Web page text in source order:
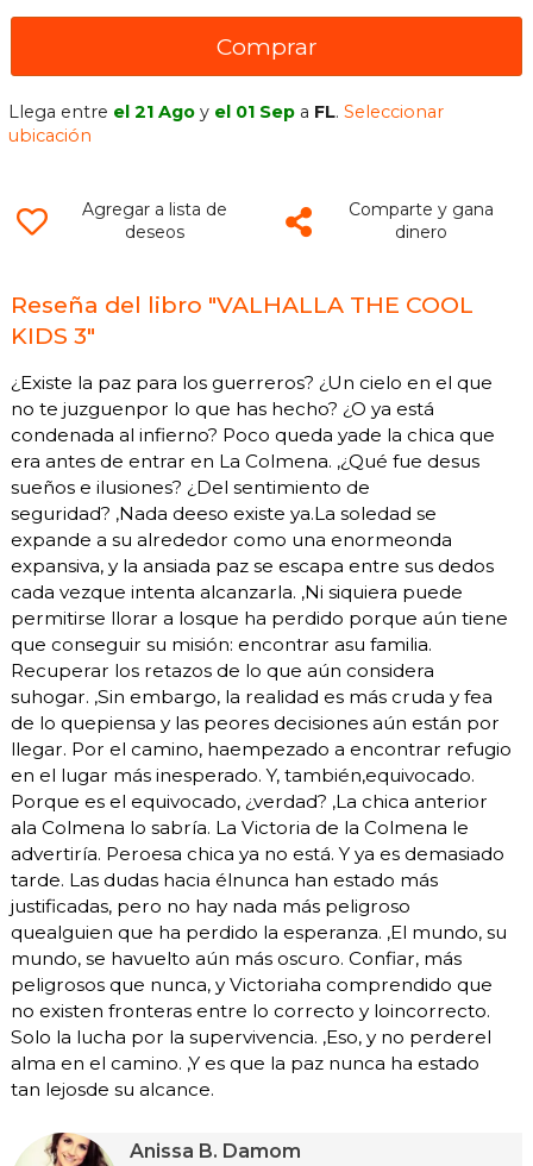
Comprar
Llega entre el 21 Ago y el 01 Sep a FL.Seleccionar
ubicación
Agregar a lista de
deseos
Comparte y gana
dinero
Reseña del libro "VALHALLA THE COOL
KIDS 3"
¿Existe la paz para los guerreros? ¿Un cielo en el que
no te juzguenpor lo que has hecho? ¿O ya está
condenada al infierno? Poco queda yade la chica que
era antes de entrar en La Colmena. ,¿Qué fue desus
sueños e ilusiones? ¿Del sentimiento de
seguridad? ,Nada deeso existe ya.La soledad se
expande a su alrededor como una enormeonda
expansiva, y la ansiada paz se escapa entre sus dedos
cada vezque intenta alcanzarla. ,Ni siquiera puede
permitirse llorar a losque ha perdido porque aún tiene
que conseguir su misión: encontrar asu familia.
Recuperar los retazos de lo que aún considera
suhogar. ,Sin embargo, la realidad es más cruda y fea
de lo quepiensa y las peores decisiones aún están por
llegar. Por el camino, haempezado a encontrar refugio
en el lugar más inesperado. Y, también,equivocado.
Porque es el equivocado, ¿verdad? ,La chica anterior
ala Colmena lo sabría. La Victoria de la Colmena le
advertiría. Peroesa chica ya no está. Y ya es demasiado
tarde. Las dudas hacia élnunca han estado más
justificadas, pero no hay nada más peligroso
quealguien que ha perdido la esperanza. ,El mundo, su
mundo, se havuelto aún más oscuro. Confiar, más
peligrosos que nunca, y Victoriaha comprendido que
no existen fronteras entre lo correcto y loincorrecto.
Solo la lucha por la supervivencia. ,Eso, y no perderel
alma en el camino. ,Y es que la paz nunca ha estado
tan lejosde su alcance.
Anissa B. Damom